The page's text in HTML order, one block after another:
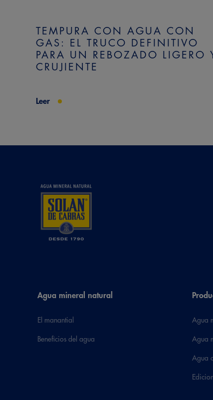
TEMPURA CON AGUA CON
GAS: EL TRUCO DEFINITIVO
PARA UN REBOZADO LIGERO
CRUJIENTE
Leer
Agua mineral natural
El manantial
Beneficios del agua
Agua
Agua
Agua